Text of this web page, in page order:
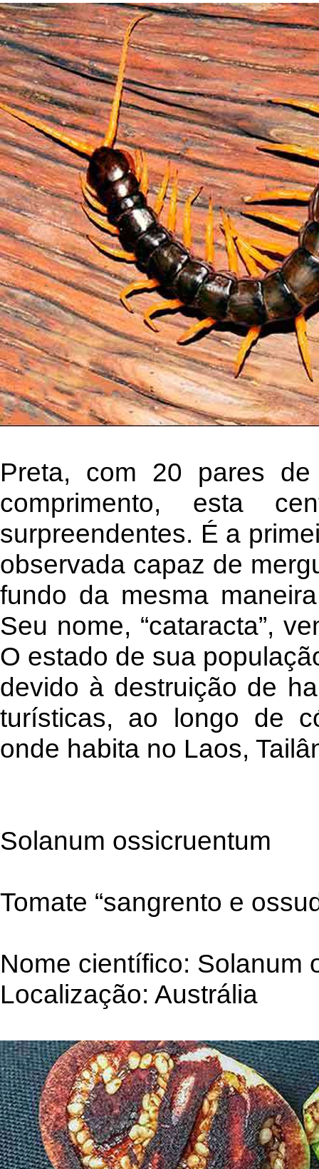
Preta, com 20 pares
comprimento, esta
surpreendentes. É a
observada capaz de
fundo da mesma
Seu nome, “cataracta”,
O estado de sua
devido à destruição de
turísticas, ao longo de
onde habita no Laos,
Solanum ossicruentum
Tomate “sangrento e
Nome científico: Solanum
Localização: Austrália